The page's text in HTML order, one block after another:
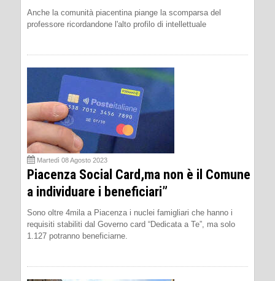
Anche la comunità piacentina piange la scomparsa del
professore ricordandone l'alto profilo di intellettuale
Martedì 08 Agosto 2023
Piacenza Social Card,ma non è il Comune
a individuare i beneficiari”
Sono oltre 4mila a Piacenza i nuclei famigliari che hanno i
requisiti stabiliti dal Governo card “Dedicata a Te”, ma solo
1.127 potranno beneficiarne.